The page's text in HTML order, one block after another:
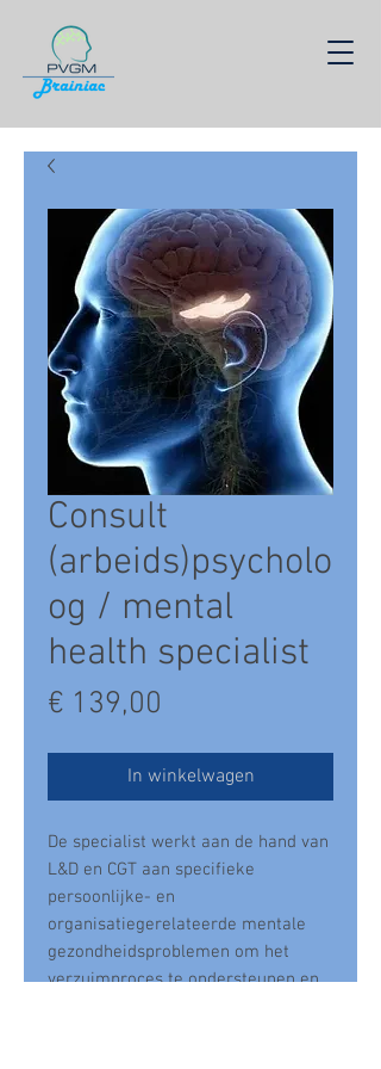
Consult
(arbeids)psycholo
og / mental
health specialist
€ 139,00
In winkelwagen
De specialist werkt aan de hand van
L&D en CGT aan specifieke
persoonlijke- en
organisatiegerelateerde mentale
gezondheidsproblemen om het
verzuimproces te ondersteunen en